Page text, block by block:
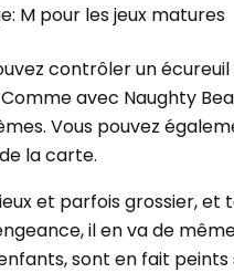
M pour les jeux matures
contrôler un
avec Naughty
Vous pouvez
la carte.
et parfois grossier,
il en va de
sont en fait